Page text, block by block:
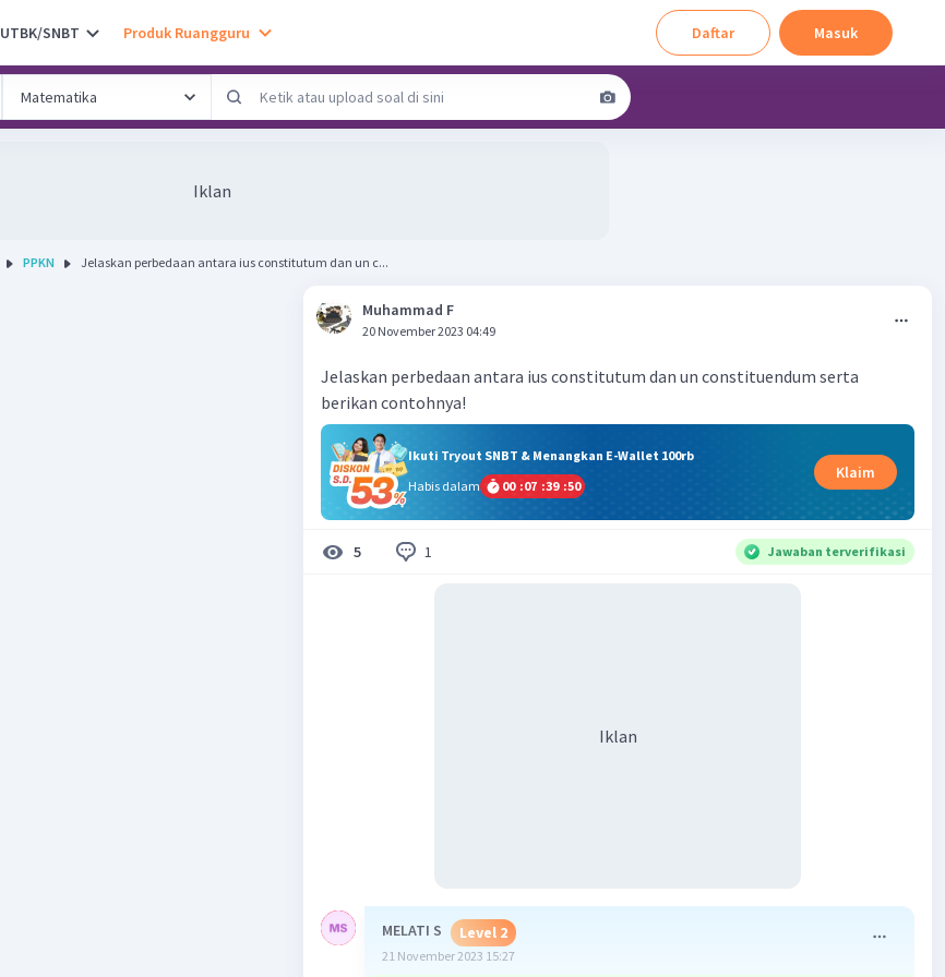
UTBK/SNBT Produk Ruangguru Daftar Masuk
Iklan
PPKN Jelaskan perbedaan antara ius constitutum dan un c...
Muhammad F
20 November 2023 04:49
Jelaskan perbedaan antara ius constitutum dan un constituendum serta
berikan contohnya!
Ikuti Tryout SNBT & Menangkan E-Wallet 100rb
Habis dalam
00 :07 :39 :50
Klaim
5 1 Jawaban terverifikasi
Iklan
MELATI S Level 2
21 November 2023 15:27